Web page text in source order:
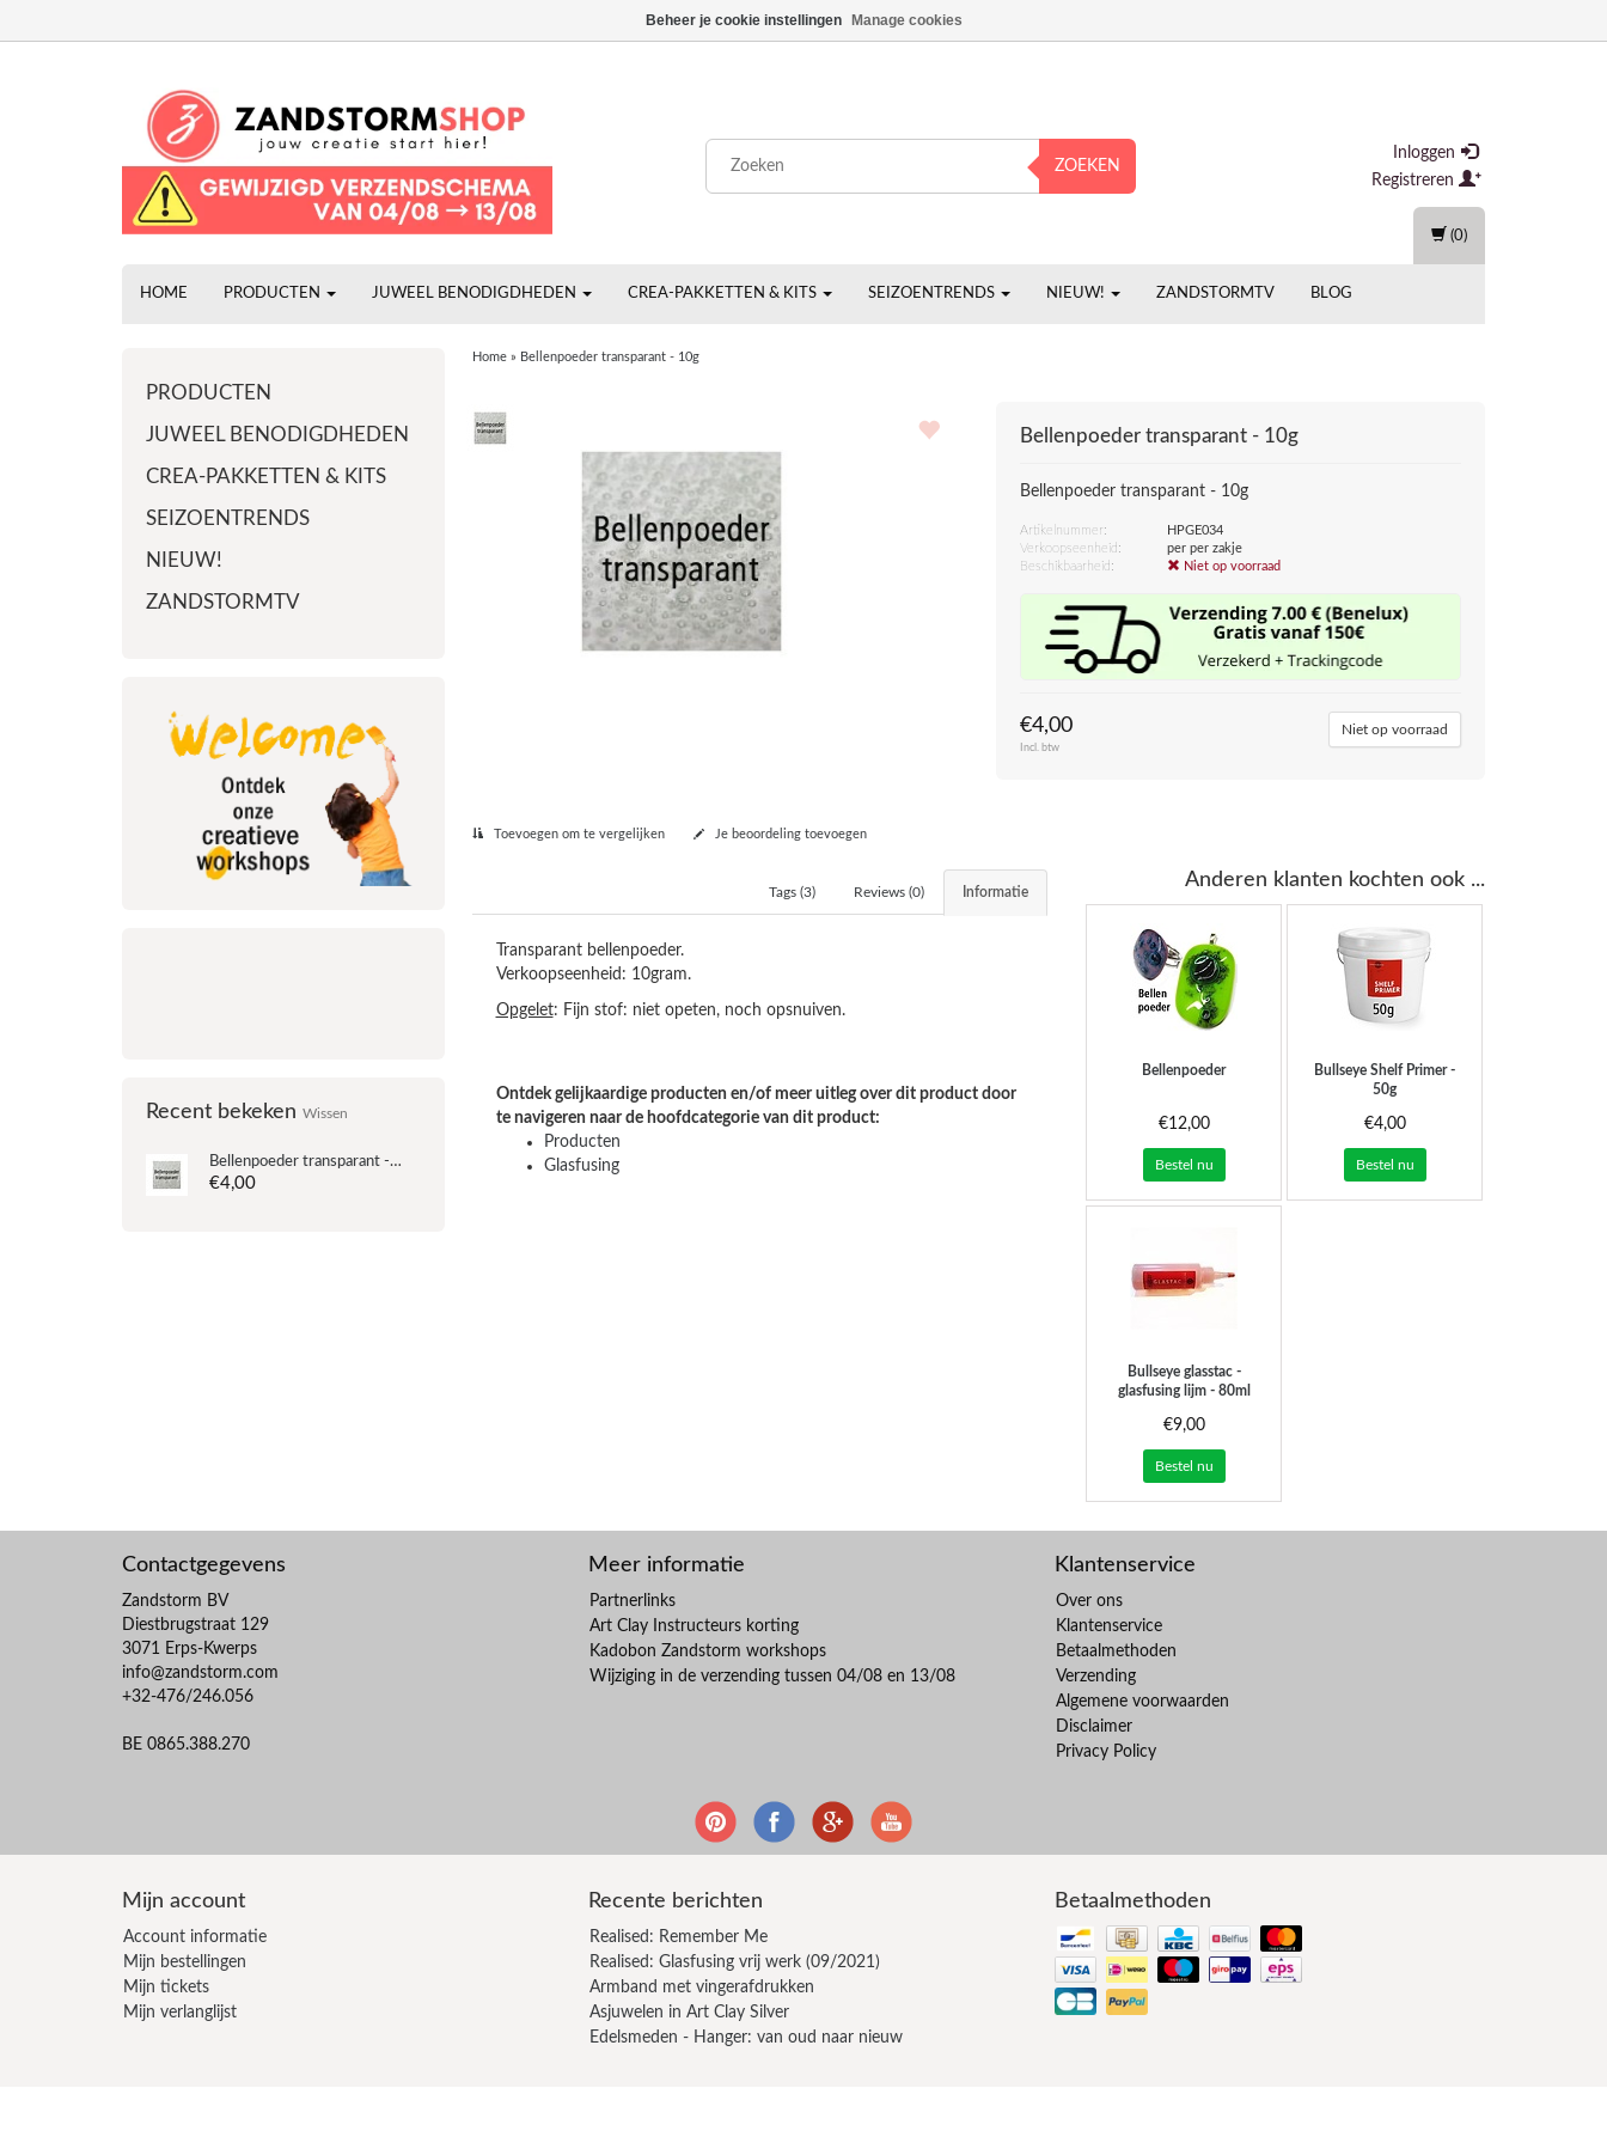
ZOEKEN
Inloggen
Registreren
HOME PRODUCTEN JUWEEL BENODIGDHEDEN CREA-PAKKETTEN & KITS SEIZOENTRENDS NIEUW! ZANDSTORMTV BLOG
(0)
PRODUCTEN
JUWEEL BENODIGDHEDEN
CREA-PAKKETTEN & KITS
SEIZOENTRENDS
NIEUW!
ZANDSTORMTV
Recent bekeken Wissen
Bellenpoeder transparant - 10g
€4,00
Home» Bellenpoeder transparant - 10g
Bellenpoeder transparant - 10g
Bellenpoeder transparant - 10g
Artikelnummer:
HPGE034
Verkoopseenheid:
per per zakje
Beschikbaarheid:
Niet op voorraad
€4,00
Incl. btw
Niet op voorraad
Toevoegen om te vergelijken Je beoordeling toevoegen
Informatie
Reviews (0)
Tags (3)
Transparant bellenpoeder.
Verkoopseenheid: 10gram.
Opgelet: Fijn stof: niet opeten, noch opsnuiven.
Ontdek gelijkaardige producten en/of meer uitleg over dit product door
te navigeren naar de hoofdcategorie van dit product:
Producten
Glasfusing
Anderen klanten kochten ook ...
Bellenpoeder
€12,00
Bestel nu
Bullseye Shelf Primer -
50g
€4,00
Bestel nu
Bullseye glasstac -
glasfusing lijm - 80ml
€9,00
Bestel nu
Contactgegevens
Zandstorm BV
Diestbrugstraat 129
3071 Erps-Kwerps
info@zandstorm.com
+32-476/246.056
BE 0865.388.270
Meer informatie
Partnerlinks
Art Clay Instructeurs korting
Kadobon Zandstorm workshops
Wijziging in de verzending tussen 04/08 en 13/08
Klantenservice
Over ons
Klantenservice
Betaalmethoden
Verzending
Algemene voorwaarden
Disclaimer
Privacy Policy
Mijn account
Account informatie
Mijn bestellingen
Mijn tickets
Mijn verlanglijst
Recente berichten
Realised: Remember Me
Realised: Glasfusing vrij werk (09/2021)
Armband met vingerafdrukken
Asjuwelen in Art Clay Silver
Edelsmeden - Hanger: van oud naar nieuw
Betaalmethoden
Beheer je cookie instellingen Manage cookies